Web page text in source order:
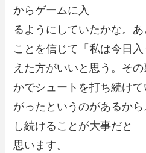
からゲームに入
るようにしていたかな。
ことを信じて「私は今日
えた方がいいと思う。そ
かでシュートを打ち続け
がったというのがあるか
し続けることが大事だと
思います。